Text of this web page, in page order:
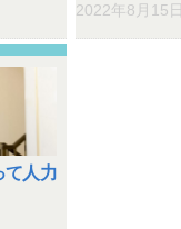
2022年8月15日
て人力